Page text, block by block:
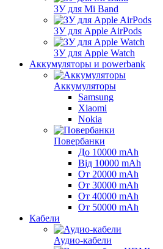
ЗУ для Mi Band
ЗУ для Apple AirPods
ЗУ для Apple Watch
Аккумуляторы и powerbank
Аккумуляторы
Samsung
Xiaomi
Nokia
Повербанки
До 10000 mAh
Від 10000 mAh
От 20000 mAh
От 30000 mAh
От 40000 mAh
От 50000 mAh
Кабели
Аудио-кабели